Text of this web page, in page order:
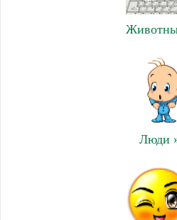
Люди